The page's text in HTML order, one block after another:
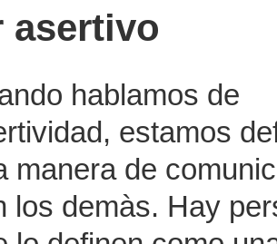
asertivo
hablamos de
estamos
manera de
los demàs. Hay